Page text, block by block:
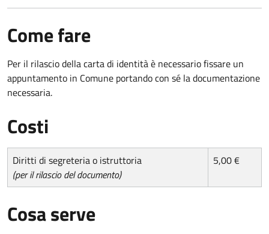
Come fare
Per il rilascio della carta di identità è necessario fissare un
appuntamento in Comune portando con sé la documentazione
necessaria.
Costi
Diritti di segreteria o istruttoria
(per il rilascio del documento)
5,00 €
Cosa serve